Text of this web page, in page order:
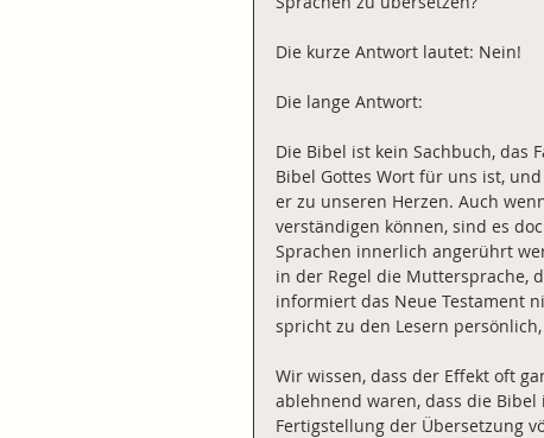
Die kurze Antwort lautet: Nein!
Die lange Antwort:
Die Bibel ist kein Sachbuch, das
Bibel Gottes Wort für uns ist,
er zu unseren Herzen. Auch
verständigen können, sind es
Sprachen innerlich angerührt
in der Regel die Muttersprache,
informiert das Neue Testament
spricht zu den Lesern
Wir wissen, dass der Effekt oft
ablehnend waren, dass die
Fertigstellung der Übersetzung